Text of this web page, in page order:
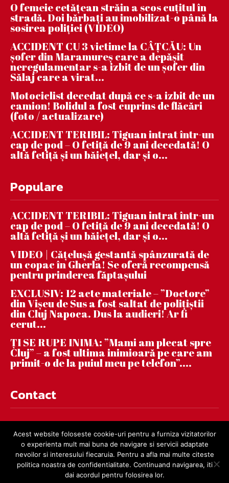
O femeie cetățean străin a scos cuțitul în
stradă. Doi bărbați au imobilizat-o până la
sosirea poliției (VIDEO)
ACCIDENT CU 3 victime la CÂȚCĂU: Un
șofer din Maramureș care a depășit
neregulamentar s-a izbit de un șofer din
Sălaj care a virat...
Motociclist decedat după ce s-a izbit de un
camion! Bolidul a fost cuprins de flăcări
(foto / actualizare)
ACCIDENT TERIBIL: Tiguan intrat într-un
cap de pod – O fetiță de 9 ani decedată! O
altă fetiță și un băiețel, dar și o...
Populare
ACCIDENT TERIBIL: Tiguan intrat într-un
cap de pod – O fetiță de 9 ani decedată! O
altă fetiță și un băiețel, dar și o...
VIDEO | Căţeluşă gestantă spânzurată de
un copac în Gherla! Se oferă recompensă
pentru prinderea făptaşului
EXCLUSIV: 12 acte materiale – ”Doctore”
din Vișeu de Sus a fost saltat de polițiștii
din Cluj Napoca. Dus la audieri! Ar fi
cerut...
ȚI SE RUPE INIMA: ”Mami am plecat spre
Cluj” – a fost ultima inimioară pe care am
primit-o de la puiul meu pe telefon”....
Contact
Acest website foloseste cookie-uri pentru a furniza vizitatorilor
o experienta mult mai buna de navigare si servicii adaptate
nevoilor si interesului fiecaruia. Pentru a afla mai multe citeste
politica noastra de confidentialitate. Continuand navigarea, iti
dai acordul pentru folosirea lor.